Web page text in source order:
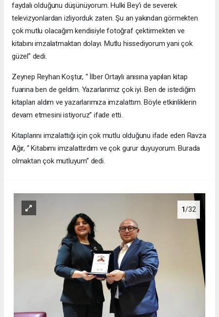
faydalı olduğunu düşünüyorum. Hulki Bey’i de severek
televizyonlardan izliyorduk zaten. Şu an yakından görmekten
çok mutlu olacağım kendisiyle fotoğraf çektirmekten ve
kitabını imzalatmaktan dolayı. Mutlu hissediyorum yani çok
güzel” dedi.
Zeynep Reyhan Koştur, “ İlber Ortaylı anısına yapılan kitap
fuarına ben de geldim. Yazarlarımız çok iyi. Ben de istediğim
kitapları aldım ve yazarlarımıza imzalattım. Böyle etkinliklerin
devam etmesini istiyoruz” ifade etti.
Kitaplarını imzalattığı için çok mutlu olduğunu ifade eden Ravza
Ağır, “ Kitabımı imzalattırdım ve çok gurur duyuyorum. Burada
olmaktan çok mutluyum” dedi.
1/32